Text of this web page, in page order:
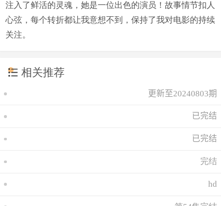
注入了鲜活的灵魂，她是一位出色的演员！故事情节扣人
心弦，每个转折都让我意想不到，保持了我对电影的持续
关注。
相关推荐
更新至20240803期
已完结
已完结
完结
hd